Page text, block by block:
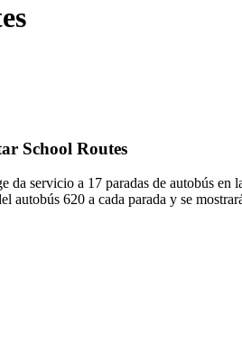
School Routes
servicio a 17 paradas de autobús
620 a cada parada y se